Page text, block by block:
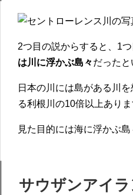
2つ目の説からすると、1
は川に浮かぶ島々だったと
日本の川には島がある川
る利根川の10倍以上ありま
見た目的には海に浮かぶ
サウザンアイ